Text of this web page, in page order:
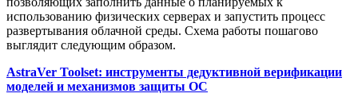
использованию физических серверах и запустить процесс
развертывания облачной среды. Схема работы пошагово
выглядит следующим образом.
AstraVer Toolset: инструменты дедуктивной верификации
моделей и механизмов защиты ОС